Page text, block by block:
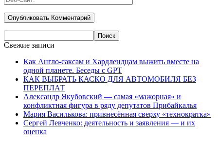
Свежие записи
Как Англо-саксам и Хардлендцам выжить вместе на
одной планете. Беседы с GPT
КАК ВЫБРАТЬ КАСКО ДЛЯ АВТОМОБИЛЯ БЕЗ
ПЕРЕПЛАТ
Александр Якубовский — самая «мажорная» и
конфликтная фигура в ряду депутатов Прибайкалья
Мария Василькова: привнесённая сверху «технократка»
Сергей Левченко: деятельность и заявления — и их
оценка